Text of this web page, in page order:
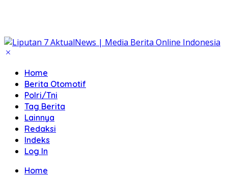
Home
Berita Otomotif
Polri/Tni
Tag Berita
Lainnya
Redaksi
Indeks
Log In
Home